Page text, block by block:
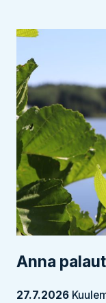
Anna
27.7.2026